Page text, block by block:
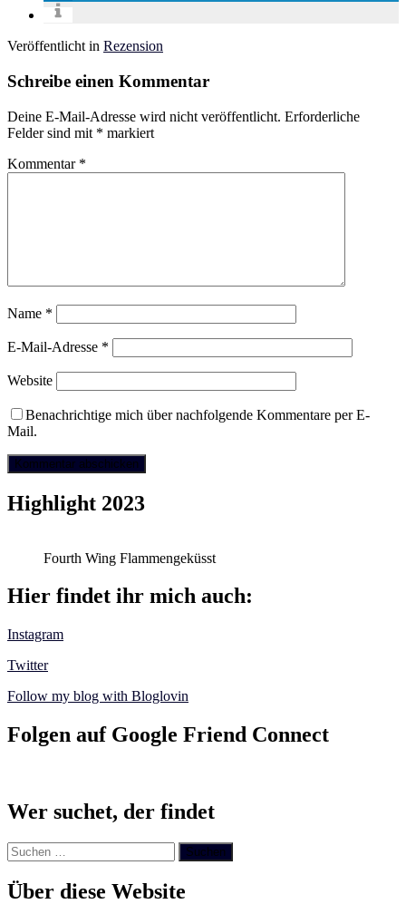
Veröffentlicht in Rezension
Schreibe einen Kommentar
Deine E-Mail-Adresse wird nicht veröffentlicht. Erforderliche
Felder sind mit * markiert
Kommentar *
Name *
E-Mail-Adresse *
Website
Benachrichtige mich über nachfolgende Kommentare per E-
Mail.
Highlight 2023
Fourth Wing Flammengeküsst
Hier findet ihr mich auch:
Instagram
Twitter
Follow my blog with Bloglovin
Folgen auf Google Friend Connect
Wer suchet, der findet
Suchen
nach:
Über diese Website